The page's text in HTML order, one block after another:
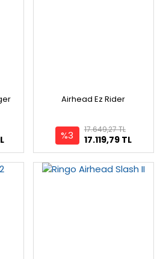
Airhead Ez Rider
%3 17.119,79 TL
17.649,27 TL